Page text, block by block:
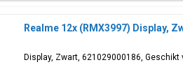
Realme 12x (RMX3997) Display,
Display, Zwart, 621029000186, Geschikt